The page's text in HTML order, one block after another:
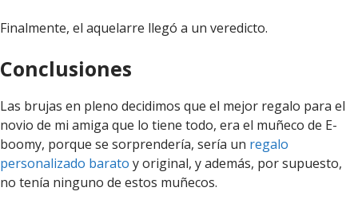
Finalmente, el aquelarre llegó a un veredicto.
Conclusiones
Las brujas en pleno decidimos que el mejor regalo para el
novio de mi amiga que lo tiene todo, era el muñeco de E-
boomy, porque se sorprendería, sería un regalo
personalizado barato y original, y además, por supuesto,
no tenía ninguno de estos muñecos.